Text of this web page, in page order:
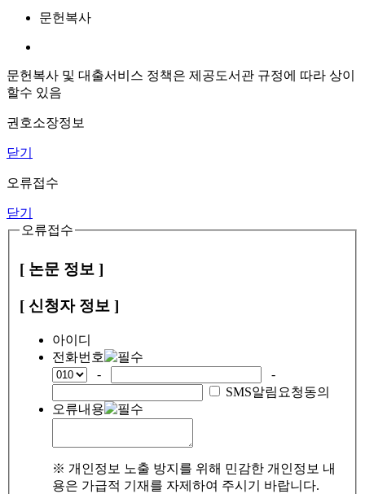
문헌복사
문헌복사 및 대출서비스 정책은 제공도서관 규정에 따라 상이
할수 있음
권호소장정보
닫기
오류접수
닫기
오류접수
[ 논문 정보 ]
[ 신청자 정보 ]
아이디
전화번호
-
-
SMS알림요청동의
오류내용
※ 개인정보 노출 방지를 위해 민감한 개인정보 내
용은 가급적 기재를 자제하여 주시기 바랍니다.